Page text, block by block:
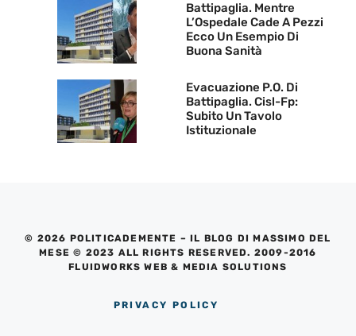
Battipaglia. Mentre
L’Ospedale Cade A Pezzi
Ecco Un Esempio Di
Buona Sanità
Evacuazione P.O. Di
Battipaglia. Cisl-Fp:
Subito Un Tavolo
Istituzionale
© 2026 POLITICADEMENTE – IL BLOG DI MASSIMO DEL
MESE © 2023 ALL RIGHTS RESERVED. 2009-2016
FLUIDWORKS WEB & MEDIA SOLUTIONS
PRIVACY POLICY